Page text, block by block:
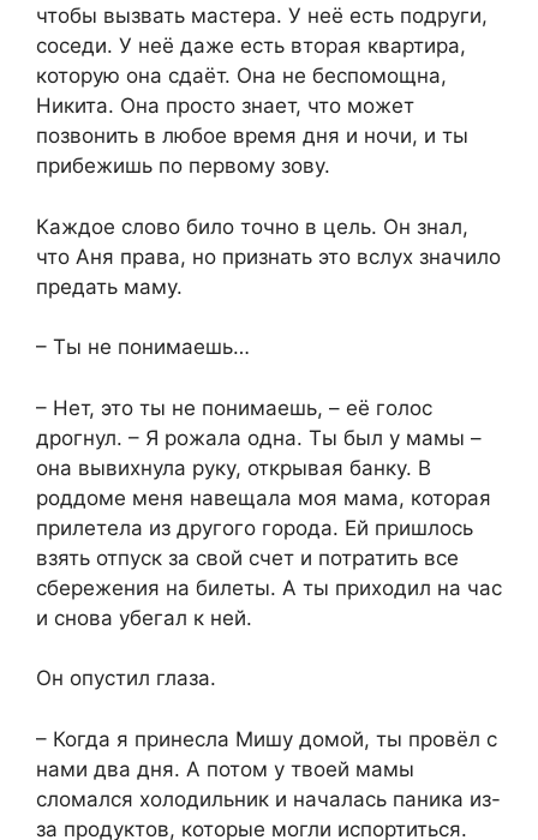
чтобы вызвать мастера. У неё есть подруги,
соседи. У неё даже есть вторая квартира,
которую она сдаёт. Она не беспомощна,
Никита. Она просто знает, что может
позвонить в любое время дня и ночи, и ты
прибежишь по первому зову.
Каждое слово било точно в цель. Он знал,
что Аня права, но признать это вслух значило
предать маму.
– Ты не понимаешь…
– Нет, это ты не понимаешь, – её голос
дрогнул. – Я рожала одна. Ты был у мамы –
она вывихнула руку, открывая банку. В
роддоме меня навещала моя мама, которая
прилетела из другого города. Ей пришлось
взять отпуск за свой счет и потратить все
сбережения на билеты. А ты приходил на час
и снова убегал к ней.
Он опустил глаза.
– Когда я принесла Мишу домой, ты провёл с
нами два дня. А потом у твоей мамы
сломался холодильник и началась паника из-
за продуктов, которые могли испортиться.